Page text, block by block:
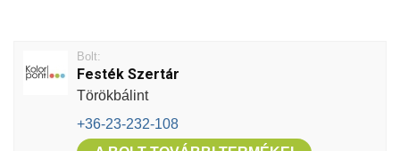
Bolt:
Festék Szertár
Törökbálint
+36-23-232-108